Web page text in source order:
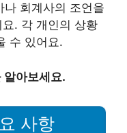
나 회계사의 조언을
. 각 개인의 상황
수 있어요.
알아보세요.
사항